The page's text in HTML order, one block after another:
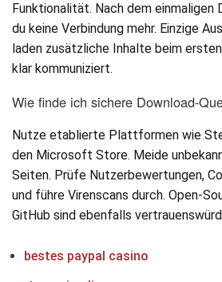
Funktionalität. Nach dem einmaligen
du keine Verbindung mehr. Einzige
laden zusätzliche Inhalte beim
klar kommuniziert.
Wie finde ich sichere Download-
Nutze etablierte Plattformen wie
den Microsoft Store. Meide
Seiten. Prüfe Nutzerbewertungen,
und führe Virenscans durch. Open-
GitHub sind ebenfalls
bestes paypal casino